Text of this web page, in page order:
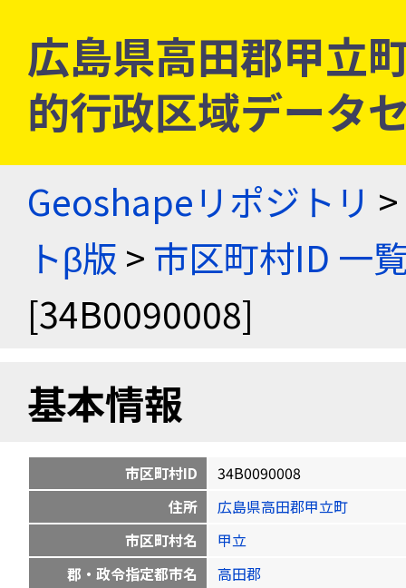
広島県高田郡甲立
的行政区域データ
Geoshapeリポジトリ >
トβ版 > 市区町村ID 一
[34B0090008]
基本情報
市区町村ID
34B0090008
住所
広島県高田郡甲立町
市区町村名
甲立
郡・政令指定都市名
高田郡